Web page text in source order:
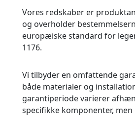
Vores redskaber er
og overholder
europæiske standard for
1176.
Vi tilbyder en omfattende
både materialer og
garantiperiode varierer
specifikke komponenter,